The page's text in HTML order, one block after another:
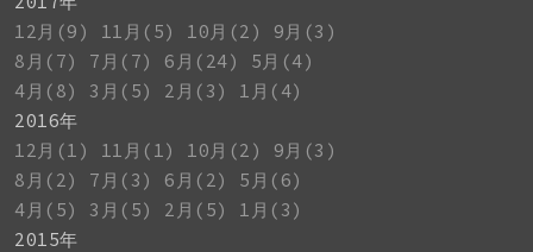
12月(9)
11月(5) 10月(2)
9月(3)
8月(7)
7月(7) 6月(24)
5月(4)
4月(8)
3月(5) 2月(3)
1月(4)
2016年
12月(1)
11月(1) 10月(2)
9月(3)
8月(2)
7月(3) 6月(2)
5月(6)
4月(5)
3月(5) 2月(5)
1月(3)
2015年